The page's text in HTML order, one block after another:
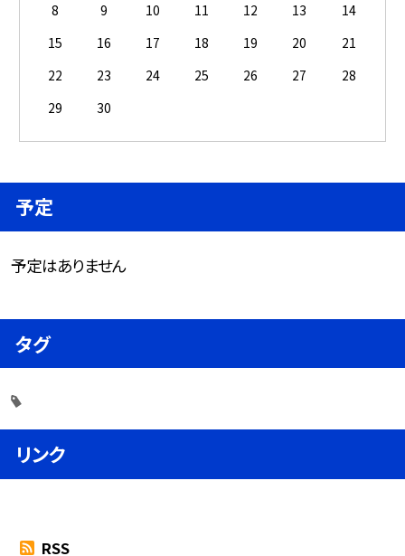
8
9 10 11 12 13
14
15
16 17 18 19 20
21
22
23 24 25 26 27
28
29
30
予定
予定はありません
タグ
リンク
RSS